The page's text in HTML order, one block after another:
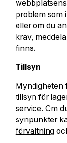
problem som
eller om du
krav,
finns.
Tillsyn
Myndigheten
tillsyn för
service. Om
synpunkter
förvaltning